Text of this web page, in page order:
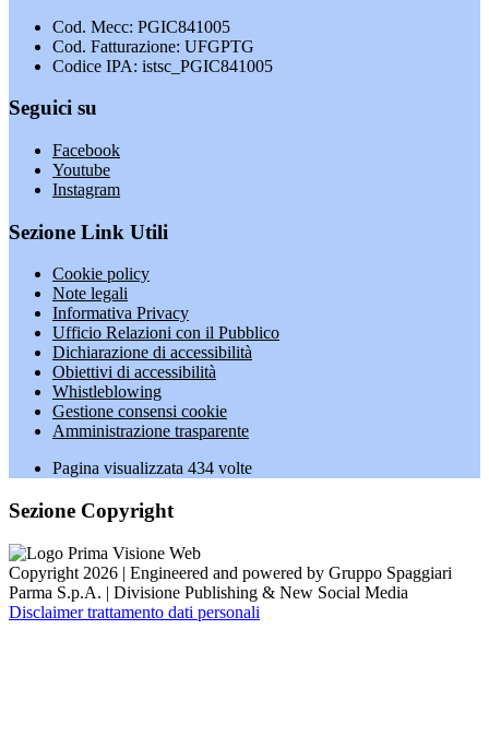
Cod. Mecc: PGIC841005
Cod. Fatturazione: UFGPTG
Codice IPA: istsc_PGIC841005
Seguici su
Facebook
Youtube
Instagram
Sezione Link Utili
Cookie policy
Note legali
Informativa Privacy
Ufficio Relazioni con il Pubblico
Dichiarazione di accessibilità
Obiettivi di accessibilità
Whistleblowing
Gestione consensi cookie
Amministrazione trasparente
Pagina visualizzata 434 volte
Sezione Copyright
Copyright 2026 | Engineered and powered by Gruppo Spaggiari
Parma S.p.A. | Divisione Publishing & New Social Media
Disclaimer trattamento dati personali